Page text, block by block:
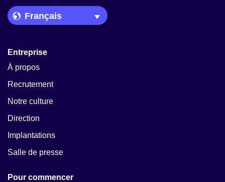
Language Picker
Entreprise
À propos
Recrutement
Notre culture
Direction
Implantations
Salle de presse
Pour commencer